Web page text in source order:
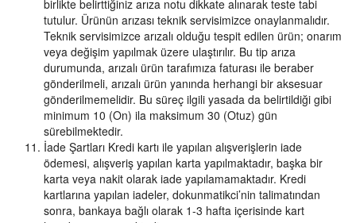
birlikte belirttiğiniz arıza notu dikkate alınarak teste tabi
tutulur. Ürünün arızası teknik servisimizce onaylanmalıdır.
Teknik servisimizce arızalı olduğu tespit edilen ürün; onarım
veya değişim yapılmak üzere ulaştırılır. Bu tip arıza
durumunda, arızalı ürün tarafımıza faturası ile beraber
gönderilmeli, arızalı ürün yanında herhangi bir aksesuar
gönderilmemelidir. Bu süreç ilgili yasada da belirtildiği gibi
minimum 10 (On) ila maksimum 30 (Otuz) gün
sürebilmektedir.
İade Şartları Kredi kartı ile yapılan alışverişlerin iade
ödemesi, alışveriş yapılan karta yapılmaktadır, başka bir
karta veya nakit olarak iade yapılamamaktadır. Kredi
kartlarına yapılan iadeler, dokunmatikci’nin talimatından
sonra, bankaya bağlı olarak 1-3 hafta içerisinde kart